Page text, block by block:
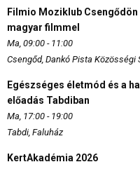
Filmio Moziklub
magyar filmmel
Ma, 09:00 - 11:00
Csengőd, Dankó Pista Közösségi
Egészséges életmód és a
előadás Tabdiban
Ma, 17:00 - 19:00
Tabdi, Faluház
KertAkadémia 2026